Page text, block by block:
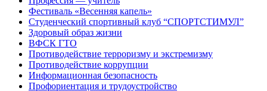
Фестиваль «Весенняя капель»
Студенческий спортивный клуб “СПОРТСТИМУЛ”
Здоровый образ жизни
ВФСК ГТО
Противодействие терроризму и экстремизму
Противодействие коррупции
Информационная безопасность
Профориентация и трудоустройство